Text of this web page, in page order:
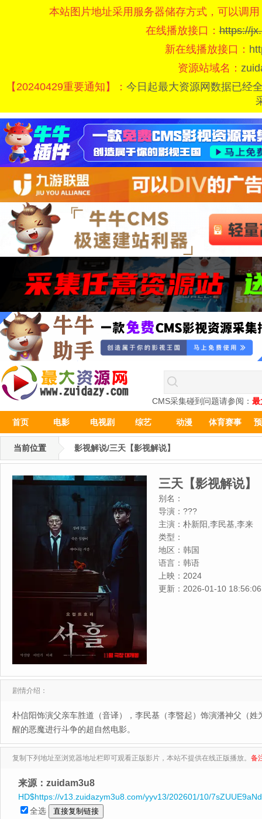
本站图片地址采用服务器储存方式，可以调
在线播放接口：https://
新在线播放接口：
资源站域名：
【20240429重要通知】： 今日起最大资源网数据已经
CMS采集碰到问题请参阅： 最
首页 电影 电视剧 综艺 动漫 体育赛事
当前位置 影视解说/三天【影视解说】
三天【影视解说】
别名：
导演： ???
主演： 朴新阳,李民基,李来
类型：
地区： 韩国
语言： 韩语
上映： 2024
更新： 2026-01-10 18:56:06
剧情介绍：
朴信阳饰演父亲车胜道（音译），李民基（李暋起）饰演潘神父（
醒的恶魔进行斗争的超自然电影。
复制下列地址至浏览器地址栏即可观看正版影片，本站不提供在线正版播放。 备
来源：zuidam3u8
HD$https://v13.zuidazym3u8.com/yyv13/202601/10/
全选